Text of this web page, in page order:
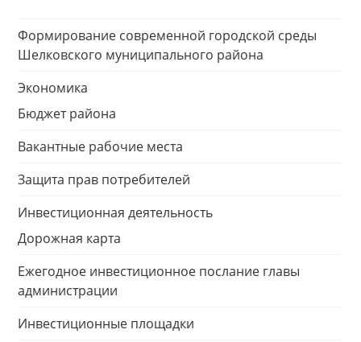
Формирование современной городской среды
Шелковского муниципального района
Экономика
Бюджет района
Вакантные рабочие места
Защита прав потребителей
Инвестиционная деятельность
Дорожная карта
Ежегодное инвестиционное послание главы
администрации
Инвестиционные площадки